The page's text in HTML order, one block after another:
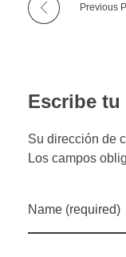
Previous
Escribe
Su dirección de
Los campos
Name (required)